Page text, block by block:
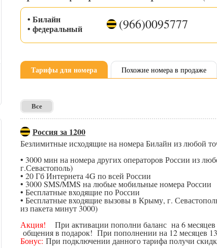
• Билайн
• федеральный
(966)0095777
Тарифы для номера Похожие номера в продаже
Все
Россия за 1200
Безлимитные исходящие на номера Билайн из любой
• 3000 мин на номера других операторов России из
г.Севастополь)
• 20 Гб Интернета 4G по всей России
• 3000 SMS/MMS на любые мобильные номера России
• Бесплатные входящие по России
• Бесплатные входящие вызовы в Крыму, г.
из пакета минут 3000)
Акция! При активации пополни баланс на 6 месяцев
общения в подарок! При пополнении на 12 месяцев
Бонус: При подключении данного тарифа получи